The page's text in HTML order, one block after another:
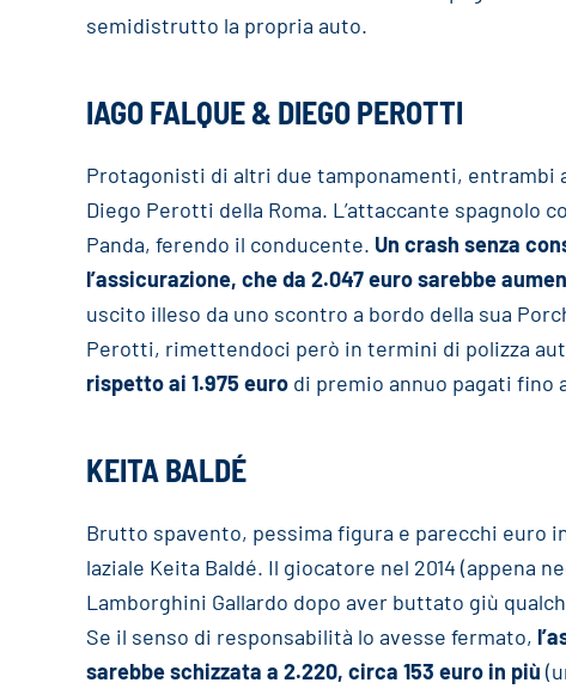
semidistrutto la propria auto.
IAGO FALQUE & DIEGO PEROTTI
Protagonisti di altri due tamponamenti, entrambi
Diego Perotti della Roma. L’attaccante spagnolo
Panda, ferendo il conducente. Un crash senza
l’assicurazione, che da 2.047 euro sarebbe
uscito illeso da uno scontro a bordo della sua
Perotti, rimettendoci però in termini di polizza
rispetto ai 1.975 euro di premio annuo pagati fino
KEITA BALDÉ
Brutto spavento, pessima figura e parecchi euro
laziale Keita Baldé. Il giocatore nel 2014 (appena
Lamborghini Gallardo dopo aver buttato giù
Se il senso di responsabilità lo avesse fermato,
sarebbe schizzata a 2.220, circa 153 euro in più